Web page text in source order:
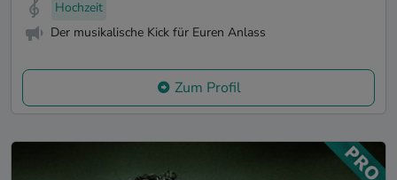
Hochzeit
Der musikalische Kick für Euren Anlass
Zum Profil